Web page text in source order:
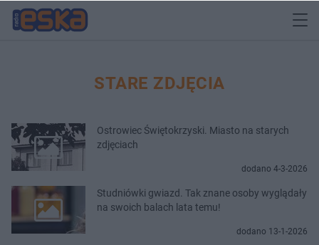
STARE ZDJĘCIA
Ostrowiec Świętokrzyski. Miasto na starych
zdjęciach
dodano 4-3-2026
Studniówki gwiazd. Tak znane osoby wyglądały
na swoich balach lata temu!
dodano 13-1-2026